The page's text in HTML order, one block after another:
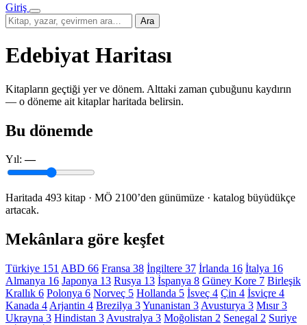
Giriş
Menü
Sitede
ara
Ara
Edebiyat Haritası
Kitapların geçtiği yer ve dönem. Alttaki zaman çubuğunu kaydırın
— o döneme ait kitaplar haritada belirsin.
Bu dönemde
Yıl:—
Yıl
Haritada 493 kitap · MÖ 2100’den günümüze · katalog büyüdükçe
artacak.
Mekânlara göre keşfet
Türkiye 151 ABD 66 Fransa 38 İngiltere 37 İrlanda 16 İtalya 16
Almanya 16 Japonya 13 Rusya 13 İspanya 8 Güney Kore 7 Birleşik
Krallık 6 Polonya 6 Norveç 5 Hollanda 5 İsveç 4 Çin 4 İsviçre 4
Kanada 4 Arjantin 4 Brezilya 3Yunanistan 3 Avusturya 3 Mısır3
Ukrayna 3 Hindistan 3 Avustralya 3 Moğolistan 2 Senegal 2 Suriye